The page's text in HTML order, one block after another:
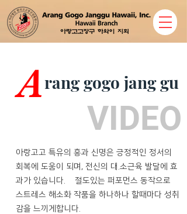
Arang gogo jang gu
아랑고고 특유의 흥과 신명은 긍정적인 정서의
회복에 도움이 되며, 전신의 대.소근육 발달에 효
과가 있습니다. 절도있는 퍼포먼스 동작으로
스트레스 해소화 작품을 하나하나 할때마다 성취
감을 느끼게합니다.
VIDEO